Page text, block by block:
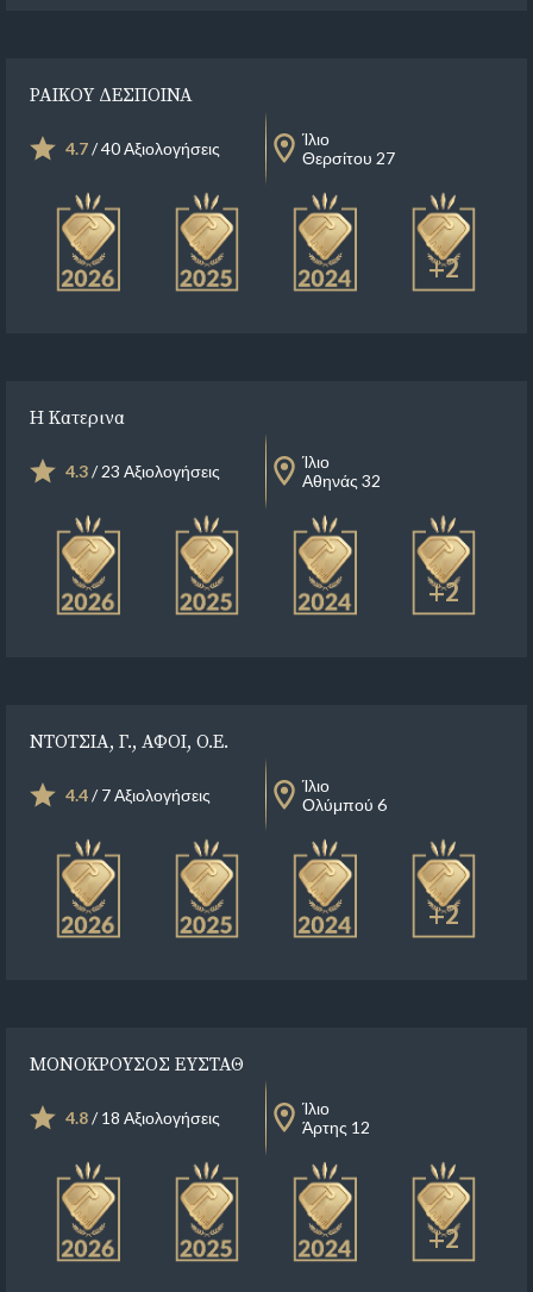
ΡΑΙΚΟΥ ΔΕΣΠΟΙΝΑ
4.7/ 40 Αξιολογήσεις
Ίλιο
Θερσίτου 27
+2
Η Κατερινα
4.3/ 23 Αξιολογήσεις
Ίλιο
Αθηνάς 32
+2
ΝΤΟΤΣΙΑ, Γ., ΑΦΟΙ, Ο.Ε.
4.4/ 7 Αξιολογήσεις
Ίλιο
Ολύμπού 6
+2
ΜΟΝΟΚΡΟΥΣΟΣ ΕΥΣΤΑΘ
4.8/ 18 Αξιολογήσεις
Ίλιο
Άρτης 12
+2